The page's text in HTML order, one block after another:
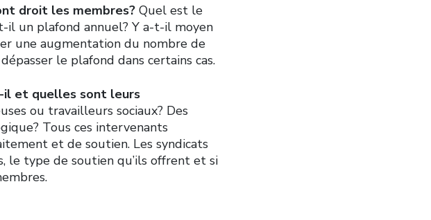
droit les membres? Quel est le
il un plafond annuel? Y a-t-il moyen
une augmentation du nombre de
le plafond dans certains cas.
il et quelles sont leurs
ou travailleurs sociaux? Des
Tous ces intervenants
et de soutien. Les syndicats
le type de soutien qu’ils offrent et si